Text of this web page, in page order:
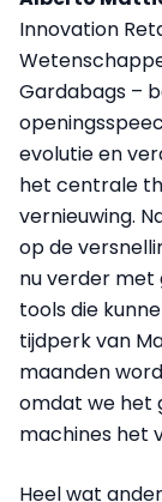
Innovation
Gardabags –
evolutie en
het centrale
vernieuwing.
op de
nu verder
tools die
tijdperk van
maanden
omdat we het
machines het
Heel wat